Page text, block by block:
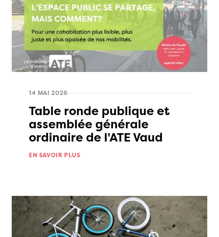
14 MAI 2026
Table ronde publique et
assemblée générale
ordinaire de l'ATE Vaud
EN SAVOIR PLUS